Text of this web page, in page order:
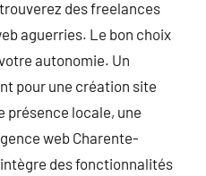
des freelances
aguerries. Le bon choix
autonomie. Un
pour une création site
présence locale, une
web Charente-
des fonctionnalités